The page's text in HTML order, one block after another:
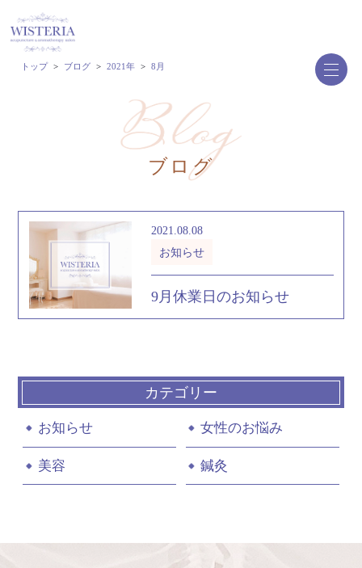
トップ > ブログ > 2021年 > 8月
ブログ
2021.08.08
お知らせ
9月休業日のお知らせ
カテゴリー
お知らせ 女性のお悩み
美容 鍼灸